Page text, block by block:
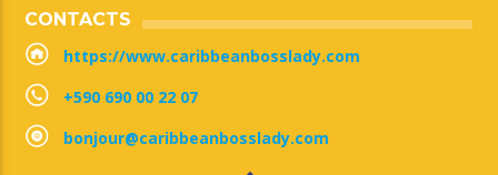
CONTACTS
https://www.caribbeanbosslady.com
+590 690 00 22 07
bonjour@caribbeanbosslady.com